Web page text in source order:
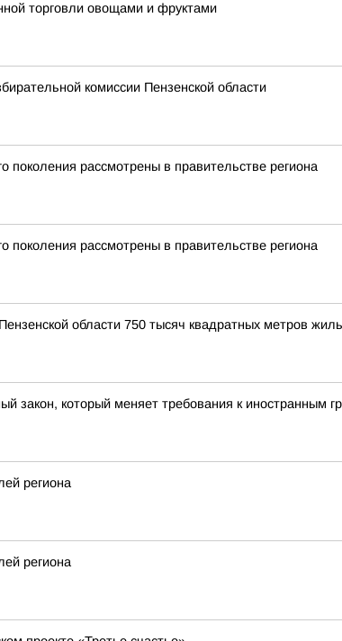
торговли овощами и фруктами
комиссии Пензенской области
поколения рассмотрены в правительстве региона
поколения рассмотрены в правительстве региона
области 750 тысяч квадратных метров
закон, который меняет требования к иностранным
региона
региона